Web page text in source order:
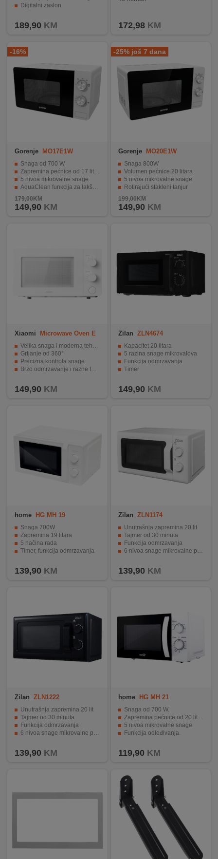
Digitalni zaslon
189,90 KM 172,98KM
-16%
Gorenje MO17E1W
Snaga od 700 W
Zapremina pećnice od 17 litara
5 nivoa mikrovalne snage
AquaClean funkcija za lakše čišćenje
Sigurnosni prekidač i rotirajući stakleni tanjir
179,00KM
149,90 KM
-25% još 7 dana
Gorenje MO20E1W
Snaga 800W
Volumen pećnice 20 litara
5 nivoa mikrovalne snage
Rotirajući stakleni tanjur
Brzo odmrzavanje
199,00KM
149,90 KM
Xiaomi
Microwave Oven E
Velika snaga i moderna tehnologija
Grijanje od 360°
Precizna kontrola snage
Brzo odmrzavanje i razne funkcije kuhanja
149,90 KM
Zilan ZLN4674
Kapacitet 20 litara
5 razina snage mikrovalova
Funkcija odmrzavanja
Timer
149,90 KM
home HG MH 19
Snaga 700W
Zapremina 19 litara
5 načina rada
Timer, funkcija odmrzavanja
139,90 KM
Zilan ZLN1174
Unutrašnja zapremina 20 lit
Tajmer od 30 minuta
Funkcija odmrzavanja
6 nivoa snage mikrovalne pećnice
139,90 KM
Zilan ZLN1222
Unutrašnja zapremina 20 lit
Tajmer od 30 minuta
Funkcija odmrzavanja
6 nivoa snage mikrovalne pećnice
139,90 KM
home HG MH 21
Snaga od 700 W.
Zapremina pećnice od 20 litara.
5 nivoa mikrovalne snage.
Funkcija odleđivanja.
119,90 KM